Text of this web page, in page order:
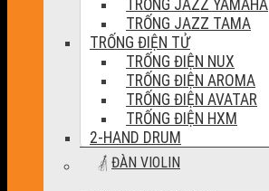
TRỐNG JAZZ YAMAHA
TRỐNG JAZZ TAMA
TRỐNG ĐIỆN TỬ
TRỐNG ĐIỆN NUX
TRỐNG ĐIỆN AROMA
TRỐNG ĐIỆN AVATAR
TRỐNG ĐIỆN HXM
2-HAND DRUM
ĐÀN VIOLIN